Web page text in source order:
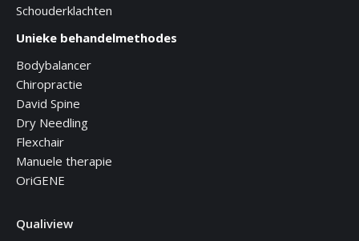
Schouderklachten
Unieke behandelmethodes
Bodybalancer
Chiropractie
David Spine
Dry Needling
Flexchair
Manuele therapie
OriGENE
Qualiview